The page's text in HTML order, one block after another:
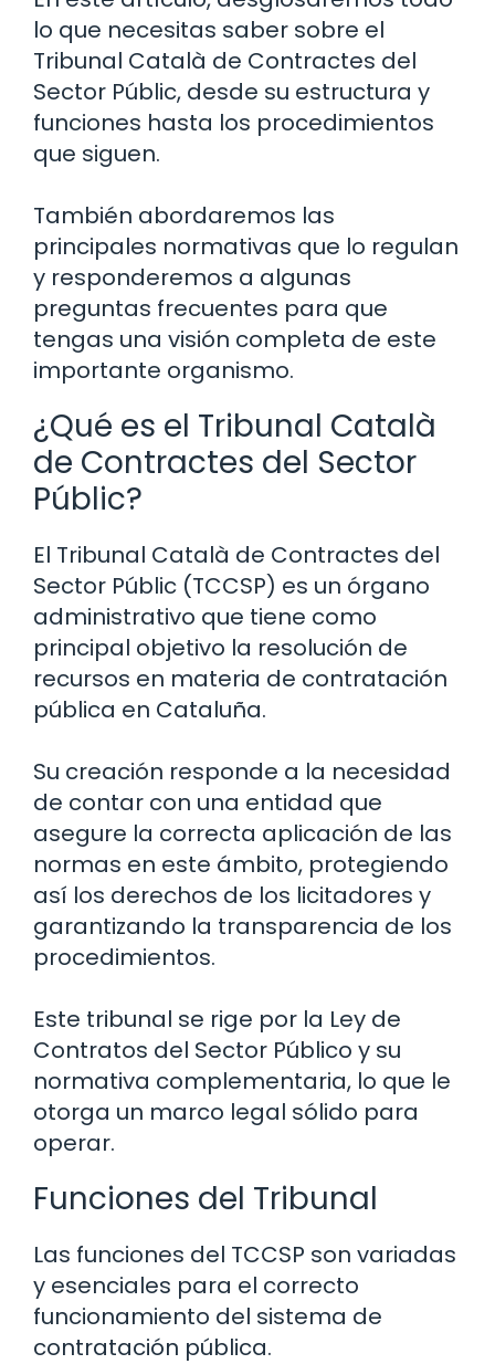
lo que necesitas saber sobre el
Tribunal Català de Contractes del
Sector Públic, desde su estructura y
funciones hasta los procedimientos
que siguen.
También abordaremos las
principales normativas que lo regulan
y responderemos a algunas
preguntas frecuentes para que
tengas una visión completa de este
importante organismo.
¿Qué es el Tribunal Català
de Contractes del Sector
Públic?
El Tribunal Català de Contractes del
Sector Públic (TCCSP) es un órgano
administrativo que tiene como
principal objetivo la resolución de
recursos en materia de contratación
pública en Cataluña.
Su creación responde a la necesidad
de contar con una entidad que
asegure la correcta aplicación de las
normas en este ámbito, protegiendo
así los derechos de los licitadores y
garantizando la transparencia de los
procedimientos.
Este tribunal se rige por la Ley de
Contratos del Sector Público y su
normativa complementaria, lo que le
otorga un marco legal sólido para
operar.
Funciones del Tribunal
Las funciones del TCCSP son variadas
y esenciales para el correcto
funcionamiento del sistema de
contratación pública.